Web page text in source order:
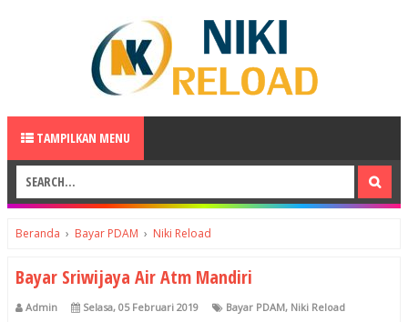
TAMPILKAN MENU
Beranda › Bayar PDAM › Niki Reload
Bayar Sriwijaya Air Atm Mandiri
Admin Selasa, 05 Februari 2019 Bayar PDAM, Niki Reload